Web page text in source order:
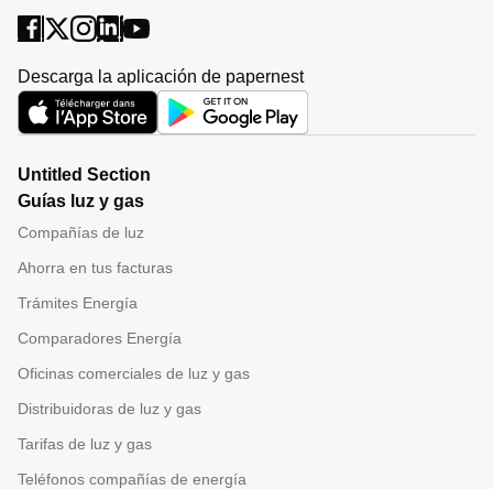
Descarga la aplicación de papernest
Untitled Section
Guías luz y gas
Compañías de luz
Ahorra en tus facturas
Trámites Energía
Comparadores Energía
Oficinas comerciales de luz y gas
Distribuidoras de luz y gas
Tarifas de luz y gas
Teléfonos compañías de energía